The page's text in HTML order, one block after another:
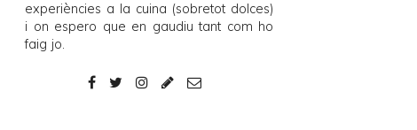
experiències a la cuina (sobretot dolces)
i on espero que en gaudiu tant com ho
faig jo.